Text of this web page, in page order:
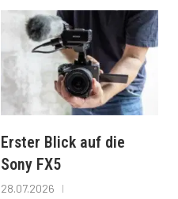
Erster Blick auf die
Sony FX5
28.07.2026